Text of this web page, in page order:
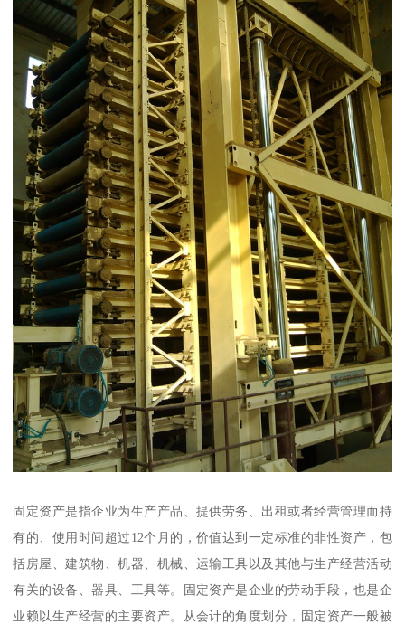
固定资产是指企业为生产产品、提供劳务、出租或者经营管理而持
有的、使用时间超过12个月的，价值达到一定标准的非性资产，包
括房屋、建筑物、机器、机械、运输工具以及其他与生产经营活动
有关的设备、器具、工具等。固定资产是企业的劳动手段，也是企
业赖以生产经营的主要资产。从会计的角度划分，固定资产一般被